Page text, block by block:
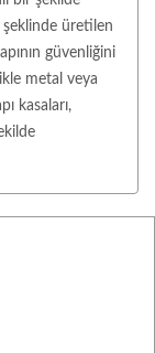
şeklinde üretilen
güvenliğini
metal veya
kasaları,